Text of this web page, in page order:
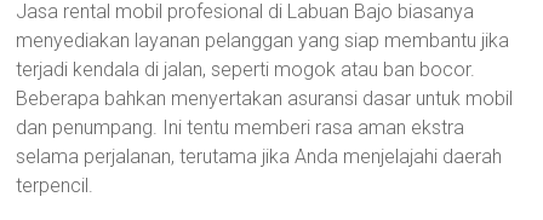
Jasa rental mobil profesional di Labuan Bajo biasanya
menyediakan layanan pelanggan yang siap membantu jika
terjadi kendala di jalan, seperti mogok atau ban bocor.
Beberapa bahkan menyertakan asuransi dasar untuk mobil
dan penumpang. Ini tentu memberi rasa aman ekstra
selama perjalanan, terutama jika Anda menjelajahi daerah
terpencil.